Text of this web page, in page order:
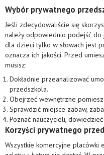
Wybór prywatnego
Jeśli zdecydowaliście się
należy odpowiednio podejść
dla dzieci tylko w słowach jest
oznacza ich jakości. Przed
musisz:
Dokładnie przeanalizować
przedszkola.
Obejrzeć wewnętrzne
Sprawdzić miejsce zabaw,
Poznać nauczycieli,
Korzyści prywatnego
Wszystkie komercyjne placówki